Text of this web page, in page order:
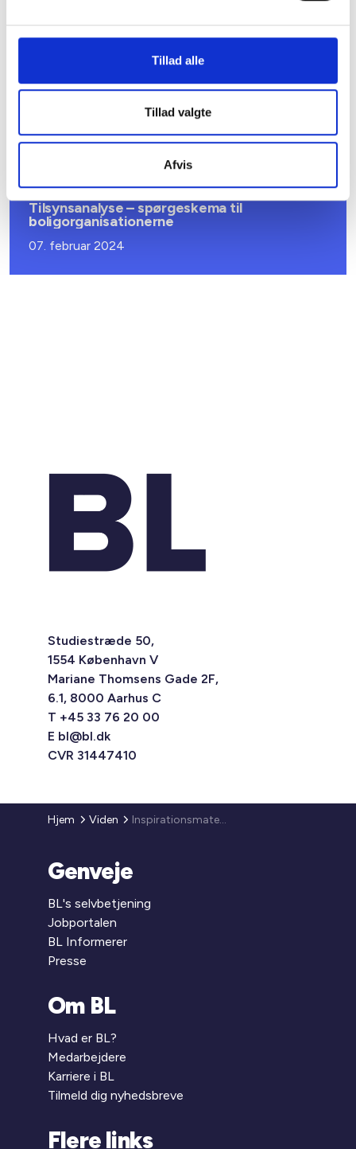
Tillad alle
Tillad valgte
Afvis
Ny bekendtgørelse om udlejning af almene
11. september 2024
BL INFORMERER
Tilsynsanalyse – spørgeskema til
boligorganisationerne
07. februar 2024
Studiestræde 50,
1554 København V
Mariane Thomsens Gade 2F,
6.1, 8000 Aarhus C
T +45 33 76 20 00
E bl@bl.dk
CVR 31447410
Hjem Viden Inspirationsmateriale om udlejningsforhold mellem den stedlige kommune og de almene boligorganisationer
Genveje
BL's selvbetjening
Jobportalen
BL Informerer
Presse
Om BL
Hvad er BL?
Medarbejdere
Karriere i BL
Tilmeld dig nyhedsbreve
Flere links